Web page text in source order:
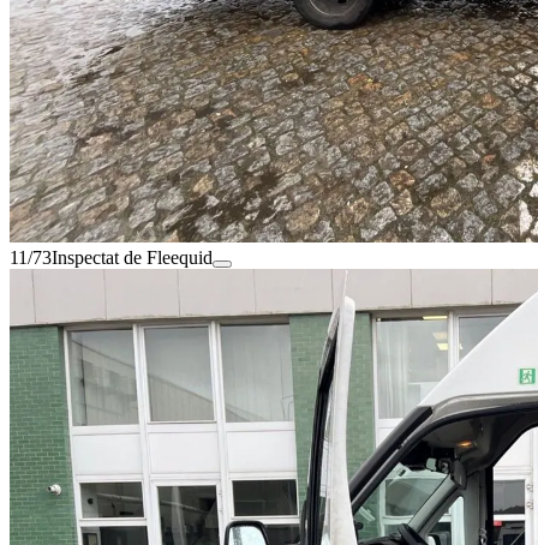
11/73Inspectat de Fleequid